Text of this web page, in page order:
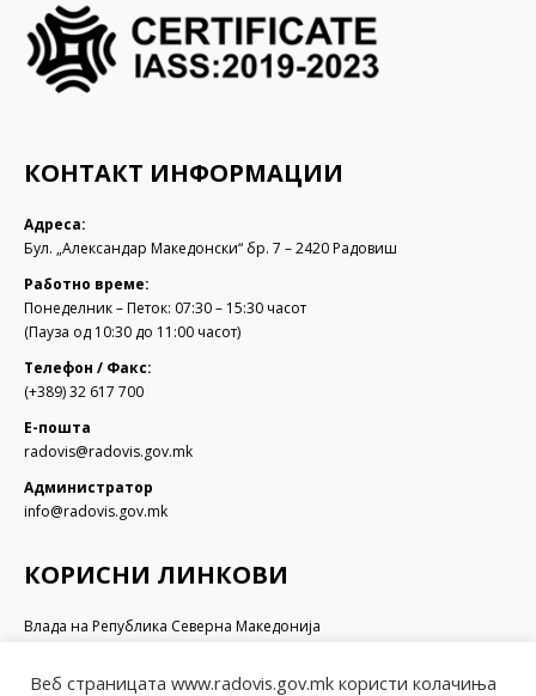
КОНТАКТ ИНФОРМАЦИИ
Адреса:
Бул. „Александар Македонски“ бр. 7 – 2420 Радовиш
Работно време:
Понеделник – Петок: 07:30 – 15:30 часот
(Пауза од 10:30 до 11:00 часот)
Телефон / Факс:
(+389) 32 617 700
Е-пошта
radovis@radovis.gov.mk
Администратор
info@radovis.gov.mk
КОРИСНИ ЛИНКОВИ
Влада на Република Северна Македонија
Министерство за финансии
Веб страницата www.radovis.gov.mk користи колачиња